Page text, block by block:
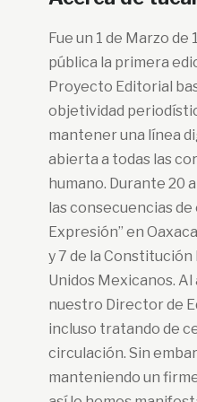
Fue un 1 de Marzo de
pública la primera
Proyecto Editorial
objetividad
mantener una línea
abierta a todas las
humano. Durante 20
las consecuencias
Expresión” en
y 7 de la Constitución
Unidos Mexicanos.
nuestro Director de
incluso tratando de
circulación. Sin
manteniendo un